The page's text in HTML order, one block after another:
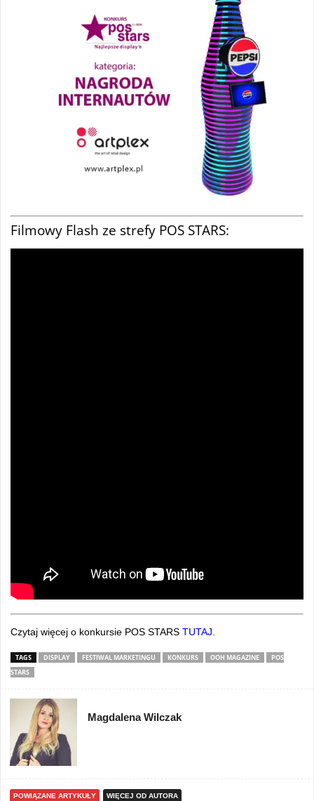
Filmowy Flash ze strefy POS STARS:
Czytaj więcej o konkursie POS STARS TUTAJ
TAGS DISPLAY FESTIWAL MARKETINGU KONKURS OOH MAGAZINE
POS
STARS
Magdalena Wilczak
POWIĄZANE ARTYKUŁY WIĘCEJ OD AUTORA